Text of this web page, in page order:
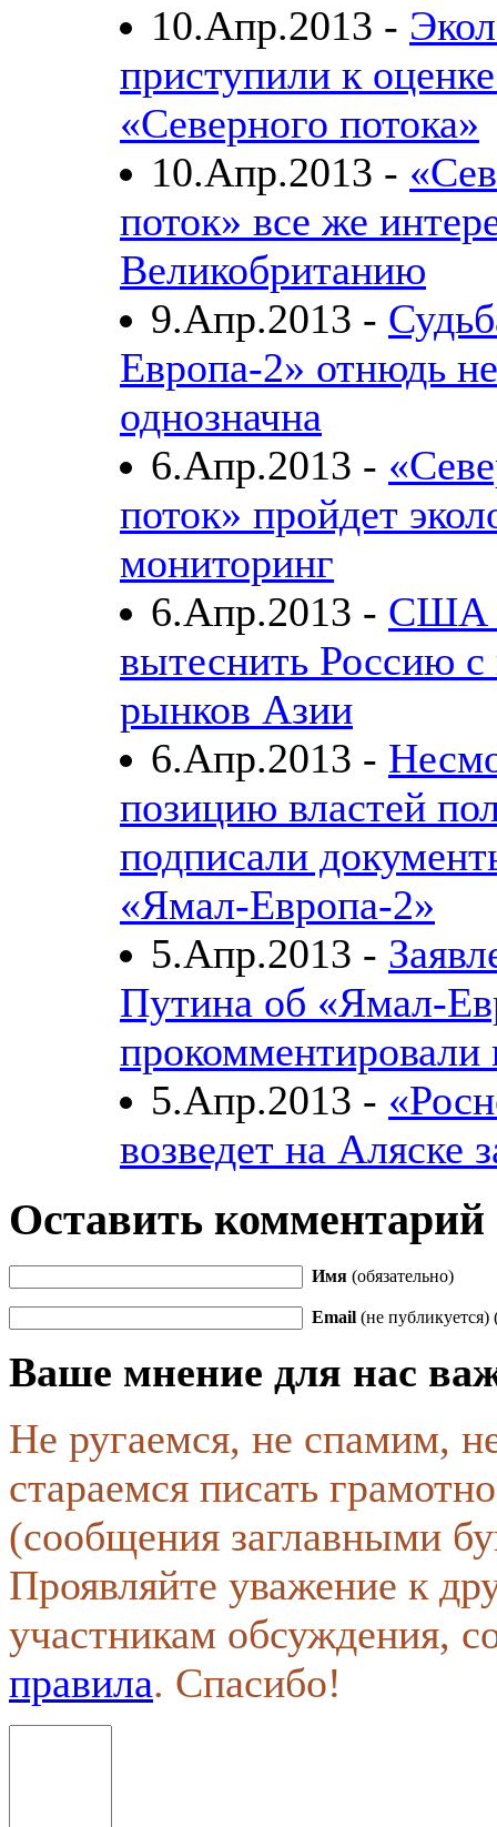
10.Апр.2013 -
приступили к
«Северного потока»
10.Апр.2013 -
поток» все же
Великобританию
9.Апр.2013 -
Европа-2» отнюдь не
однозначна
6.Апр.2013 -
поток» пройдет
мониторинг
6.Апр.2013 - США
вытеснить Россию с
рынков Азии
6.Апр.2013 -
позицию властей
подписали
«Ямал-Европа-2»
5.Апр.2013 -
Путина об «Ямал-
5.Апр.2013 -
возведет на Аляске
Оставить комментарий
Имя (обязательно)
Email (не публикуется)
Ваше мнение для нас
Не ругаемся, не спамим,
стараемся писать
(сообщения заглавными
Проявляйте уважение к
участникам обсуждения,
правила. Спасибо!